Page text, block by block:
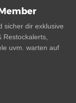
sicher dir exklusive
uvm. warten auf